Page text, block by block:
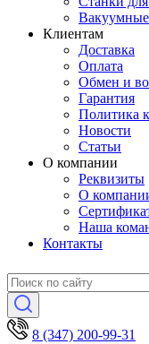
Клиентам
Доставка
Оплата
Обмен и
Гарантия
Политика
Новости
Статьи
О компании
Реквизиты
О
Наша
Контакты
8 (347) 200-99-31